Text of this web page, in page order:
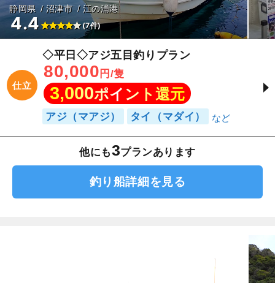
静岡県 沼津市 江の浦港
4.4 (7件)
仕立
◇平日◇アジ五目釣りプラン
80,000 円/隻
3,000ポイント還元
アジ（マアジ） タイ（マダイ）
他にも3プランあります
釣り船詳細を見る